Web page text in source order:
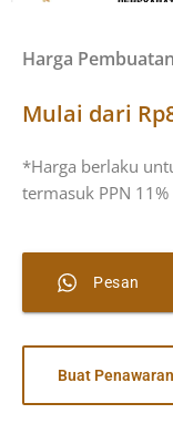
Harga
Mulai dari
*Harga berlaku
termasuk PPN
Pesan
Buat Penawaran